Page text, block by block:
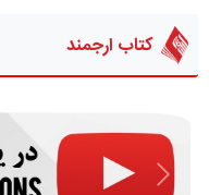
کتاب ارجمند
قبلی